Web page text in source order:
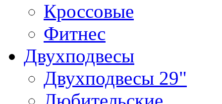
Кроссовые
Фитнес
Двухподвесы
Двухподвесы 29"